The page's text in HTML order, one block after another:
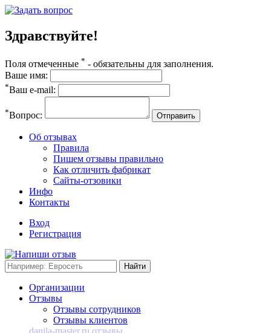
Здравствуйте!
Поля отмеченные * - обязательны для заполнения.
Ваше имя:
*Ваш e-mail:
*Вопрос: Отправить
Об отзывах
Правила
Пишем отзывы правильно
Как отличить фабрикат
Сайты-отзовики
Инфо
Контакты
Вход
Регистрация
Организации
Отзывы
Отзывы сотрудников
Отзывы клиентов